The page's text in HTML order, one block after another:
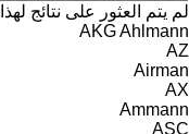
لم يتم العثور على نتائج
AKGAhlmann
AZ
Airman
AX
Ammann
ASC